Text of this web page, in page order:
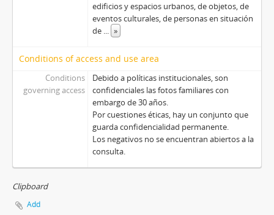
edificios y espacios urbanos, de objetos, de
eventos culturales, de personas en situación
de ... »
Conditions of access and use area
Conditions
governing access
Debido a políticas institucionales, son
confidenciales las fotos familiares con
embargo de 30 años.
Por cuestiones éticas, hay un conjunto que
guarda confidencialidad permanente.
Los negativos no se encuentran abiertos a la
consulta.
Clipboard
Add